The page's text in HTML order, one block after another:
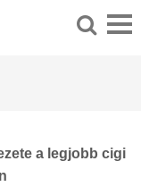
a legjobb cigi